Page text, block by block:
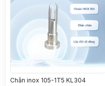
Chân inox 105-1T5 KL304